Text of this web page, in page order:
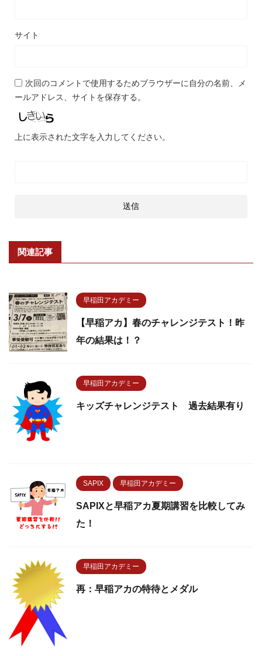
サイト
次回のコメントで使用するためブラウザーに自分の名前、メ
ールアドレス、サイトを保存する。
上に表示された文字を入力してください。
関連記事
早稲田アカデミー
【早稲アカ】春のチャレンジテスト！昨
年の結果は！？
早稲田アカデミー
キッズチャレンジテスト 過去結果有り
SAPIX 早稲田アカデミー
SAPIXと早稲アカ夏期講習を比較してみ
た！
早稲田アカデミー
再：早稲アカの特待とメダル